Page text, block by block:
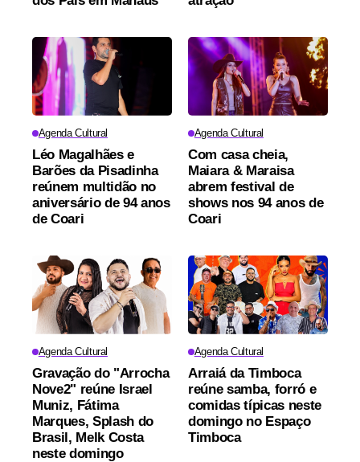
Agenda Cultural
Léo Magalhães e
Barões da Pisadinha
reúnem multidão no
aniversário de 94 anos
de Coari
Agenda Cultural
Com casa cheia,
Maiara & Maraisa
abrem festival de
shows nos 94 anos de
Coari
Agenda Cultural
Gravação do "Arrocha
Nove2" reúne Israel
Muniz, Fátima
Marques, Splash do
Brasil, Melk Costa
neste domingo
Agenda Cultural
Arraiá da Timboca
reúne samba, forró e
comidas típicas neste
domingo no Espaço
Timboca